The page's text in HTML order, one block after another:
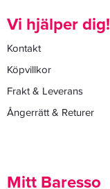
Vi hjälper dig!
Kontakt
Köpvillkor
Frakt & Leverans
Ångerrätt & Returer
Mitt Baresso